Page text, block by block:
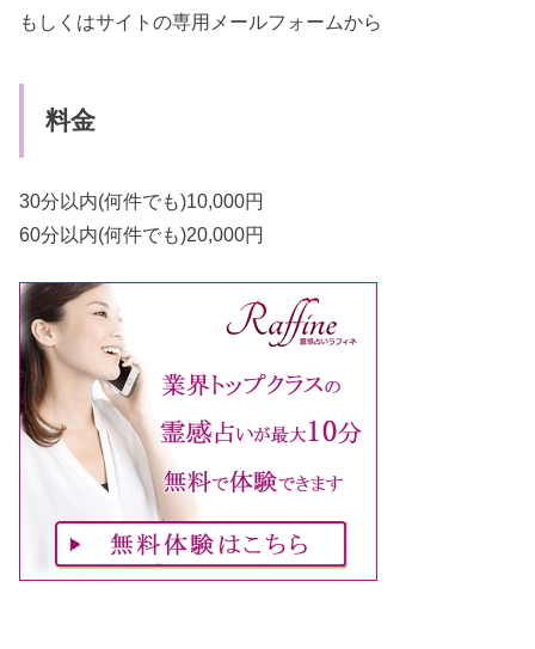
もしくはサイトの専用メールフォームから
料金
30分以内(何件でも)10,000円
60分以内(何件でも)20,000円